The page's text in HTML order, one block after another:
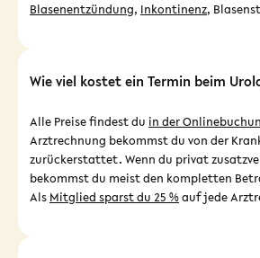
Blasenentzündung, Inkontinenz,
Wie viel kostet ein Termin beim
Alle Preise findest du in der
Arztrechnung bekommst du von der
zurückerstattet. Wenn du privat
bekommst du meist den kompletten
Als Mitglied sparst du 25 %auf jede